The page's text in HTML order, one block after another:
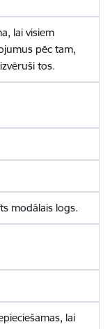
lai visiem
pēc tam,
tos.
modālais logs.
lai